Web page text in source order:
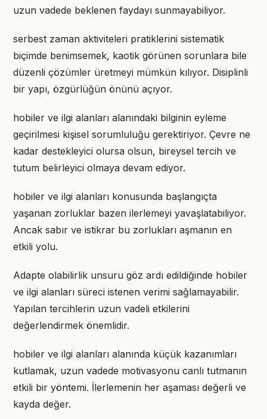
uzun vadede beklenen faydayı sunmayabiliyor.
serbest zaman aktiviteleri pratiklerini sistematik
biçimde benimsemek, kaotik görünen sorunlara bile
düzenli çözümler üretmeyi mümkün kılıyor. Disiplinli
bir yapı, özgürlüğün önünü açıyor.
hobiler ve ilgi alanları alanındaki bilginin eyleme
geçirilmesi kişisel sorumluluğu gerektiriyor. Çevre ne
kadar destekleyici olursa olsun, bireysel tercih ve
tutum belirleyici olmaya devam ediyor.
hobiler ve ilgi alanları konusunda başlangıçta
yaşanan zorluklar bazen ilerlemeyi yavaşlatabiliyor.
Ancak sabır ve istikrar bu zorlukları aşmanın en
etkili yolu.
Adapte olabilirlik unsuru göz ardı edildiğinde hobiler
ve ilgi alanları süreci istenen verimi sağlamayabilir.
Yapılan tercihlerin uzun vadeli etkilerini
değerlendirmek önemlidir.
hobiler ve ilgi alanları alanında küçük kazanımları
kutlamak, uzun vadede motivasyonu canlı tutmanın
etkili bir yöntemi. İlerlemenin her aşaması değerli ve
kayda değer.